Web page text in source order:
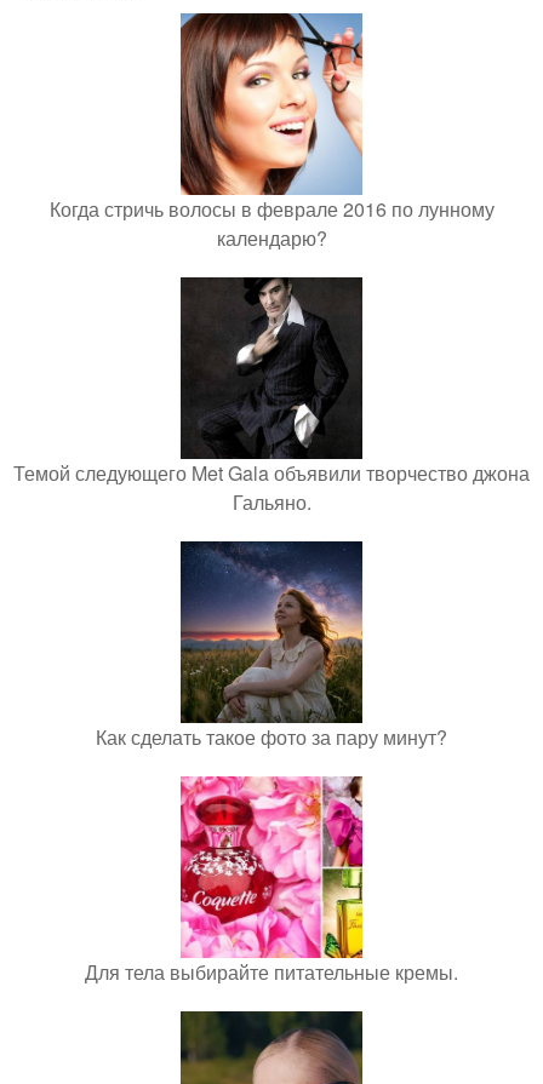
Когда стричь волосы в феврале 2016 по лунному
календарю?
Темой следующего Met Gala объявили творчество джона
Гальяно.
Как сделать такое фото за пару минут?
Для тела выбирайте питательные кремы.